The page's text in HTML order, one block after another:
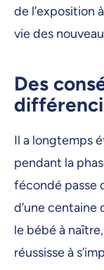
de l’exposition
vie des
Des
Il a longtemps
pendant la
fécondé passe
d’une centaine
le bébé à
réussisse à